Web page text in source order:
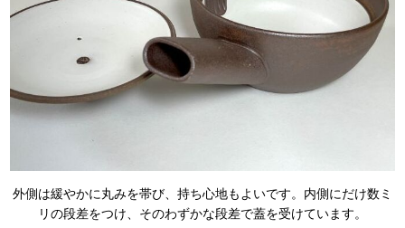
外側は緩やかに丸みを帯び、持ち心地もよいです。内側にだけ数ミ
リの段差をつけ、そのわずかな段差で蓋を受けています。